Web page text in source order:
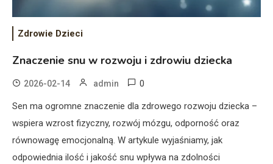
Zdrowie Dzieci
Znaczenie snu w rozwoju i zdrowiu dziecka
2026-02-14 admin 0
Sen ma ogromne znaczenie dla zdrowego rozwoju dziecka –
wspiera wzrost fizyczny, rozwój mózgu, odporność oraz
równowagę emocjonalną. W artykule wyjaśniamy, jak
odpowiednia ilość i jakość snu wpływa na zdolności